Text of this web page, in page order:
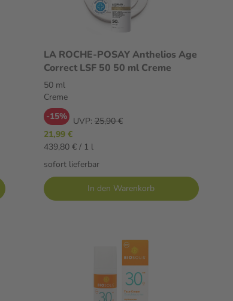
LA ROCHE-POSAY Anthelios Age
Correct LSF 50 50 ml Creme
50 ml
Creme
-15%
UVP: 25,90 €
21,99 €
439,80 € / 1 l
sofort lieferbar
In den Warenkorb